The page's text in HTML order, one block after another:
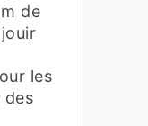
de
les
des